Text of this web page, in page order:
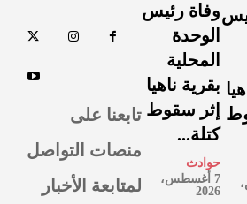
وفاة رئيس
الوحدة
المحلية
بقرية ناهيا
إثر سقوط
كتلة...
حوادث
7 أغسطس،
2026
تابعنا على
منصات التواصل
لمتابعة الأخبار